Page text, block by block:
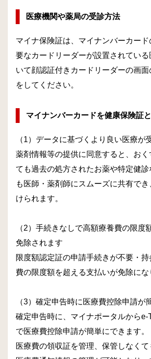
医療機関や薬局の受診方法
マイナ保険証は、マイナンバーカー
要なカードリーダーが設置されてい
いて顔認証付きカードリーダーの画
をしてください。
マイナンバーカードを健康保険証
（1）データに基づくより良い医療が
薬剤情報等の提供に同意すると、おく
ても過去の処方されたお薬や特定健
も医師・薬剤師にスムーズに共有で
けられます。
（2）手続きなしで高額療養費の限度
免除されます
限度額認定証の申請手続きが不要・
費の限度額を超える支払いが免除にな
（3）確定申告時に医療費控除申請が
確定申告時に、マイナポータルからe-
で医療費控除申請が簡単にできます。
医療費の領収証を管理、保管しなく